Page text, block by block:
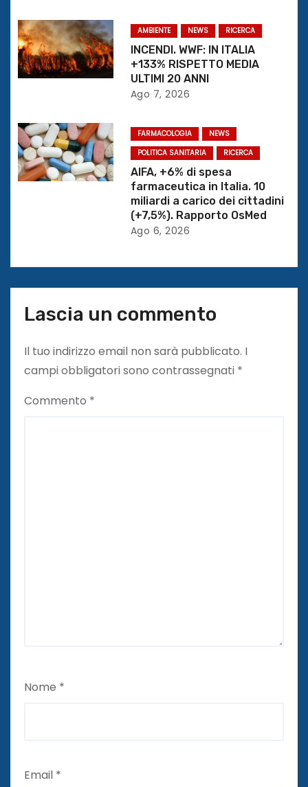
e
a
t
i
c
i
AMBIENTE NEWS RICERCA
INCENDI. WWF: IN ITALIA
+133% RISPETTO MEDIA
ULTIMI 20 ANNI
Ago 7, 2026
FARMACOLOGIA
NEWS
POLITICA SANITARIA
RICERCA
AIFA, +6% di spesa
farmaceutica in Italia. 10
miliardi a carico dei cittadini
(+7,5%). Rapporto OsMed
Ago 6, 2026
Lascia un commento
Il tuo indirizzo email non sarà pubblicato. I
campi obbligatori sono contrassegnati *
Commento *
Nome *
Email *